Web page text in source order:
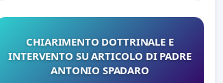
CHIARIMENTO DOTTRINALE E
INTERVENTO SU ARTICOLO DI PADRE
ANTONIO SPADARO